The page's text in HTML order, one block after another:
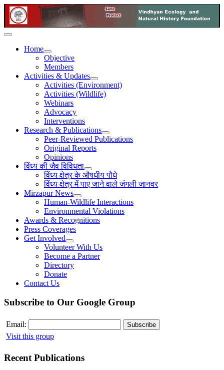
Home
Objective
Members
Activities & Updates
Activities (Environment)
Activities (Wildlife)
Webinars
Advocacy
Interventions
Research & Publications
Peer-Reviewed Publications
Original Reports
Opinions
विंध्य की जैव विविधता
विंध्य क्षेत्र के औषधीय पौधे
विंध्य क्षेत्र में पाए जाने वाले जंगली जानवर
Mirzapur News
Human-Wildlife Interactions
Environmental Violations
Awards & Recognitions
Press Coverages
Get Involved
Volunteer With Us
Become a Partner
Directory
Donate
Contact Us
Subscribe to Our Google Group
Email:
Visit this group
Recent Publications